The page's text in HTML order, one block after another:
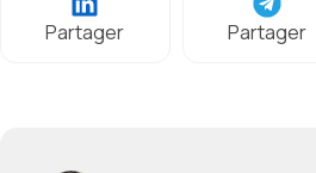
Partager Partager